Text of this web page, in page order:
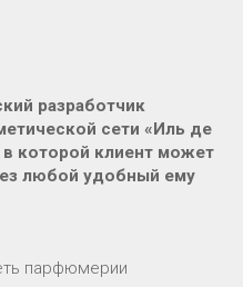
разработчик
сети «Иль де
которой клиент может
любой удобный ему
парфюмерии